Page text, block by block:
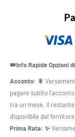
👑Info Rapide Opzioni
Acconto: 🎇
pagare subito
tra un mese. Il
disponibile dal
Prima Rata: ✨